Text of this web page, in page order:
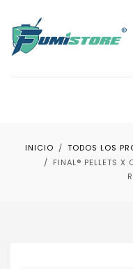
INICIO TODOS LOS
FINAL® PELLETS